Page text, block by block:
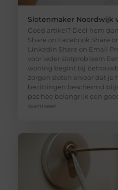
Slotenmaker Noordwijk
Goed artikel? Deel hem
Share on Facebook Share
LinkedIn Share on Email
voor ieder slotprobleem
woning begint bij
zorgen sloten ervoor dat je
bezittingen beschermd
pas hoe belangrijk een
wanneer